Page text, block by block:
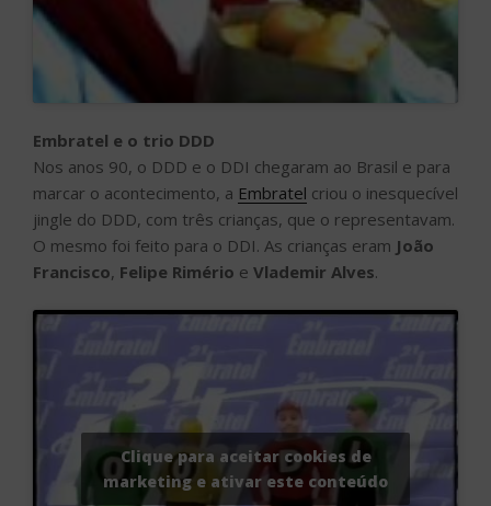
Embratel e o trio DDD
Nos anos 90, o DDD e o DDI chegaram ao Brasil e para
marcar o acontecimento, a Embratel criou o inesquecível
jingle do DDD, com três crianças, que o representavam.
O mesmo foi feito para o DDI. As crianças eram João
Francisco, Felipe Rimério e Vlademir Alves.
Clique para aceitar cookies de
marketing e ativar este conteúdo